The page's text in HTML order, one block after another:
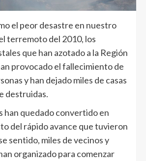
el peor desastre en nuestro
terremoto del 2010, los
que han azotado a la Región
provocado el fallecimiento de
y han dejado miles de casas
destruidas.
han quedado convertido en
del rápido avance que tuvieron
sentido, miles de vecinos y
organizado para comenzar